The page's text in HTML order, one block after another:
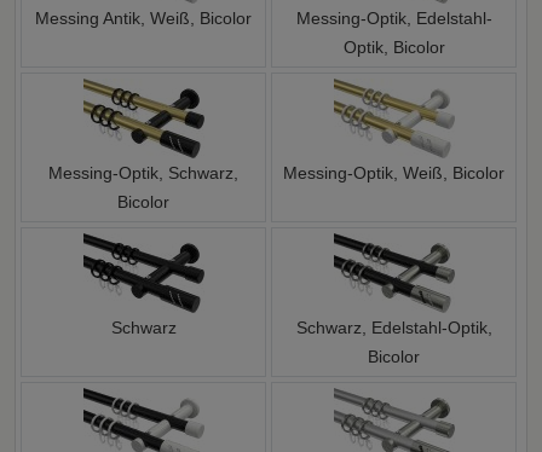
Messing Antik, Weiß, Bicolor
Messing-Optik, Edelstahl-
Optik, Bicolor
Messing-Optik, Schwarz,
Bicolor
Messing-Optik, Weiß, Bicolor
Schwarz
Schwarz, Edelstahl-Optik,
Bicolor